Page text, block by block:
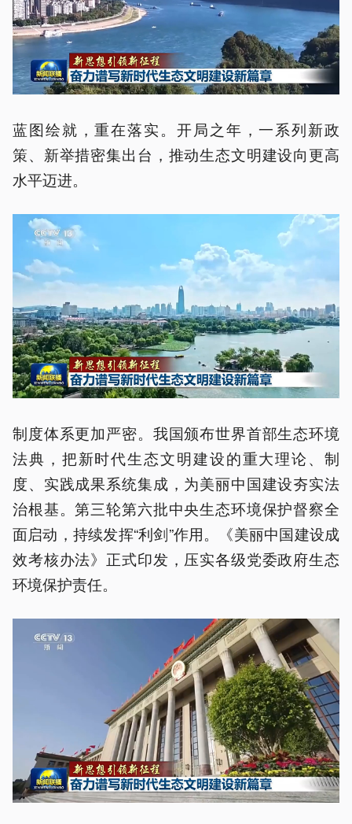
蓝图绘就，重在落实。开局之年，一系列新政
策、新举措密集出台，推动生态文明建设向更高
水平迈进。
制度体系更加严密。我国颁布世界首部生态环境
法典，把新时代生态文明建设的重大理论、制
度、实践成果系统集成，为美丽中国建设夯实法
治根基。第三轮第六批中央生态环境保护督察全
面启动，持续发挥“利剑”作用。《美丽中国建设成
效考核办法》正式印发，压实各级党委政府生态
环境保护责任。